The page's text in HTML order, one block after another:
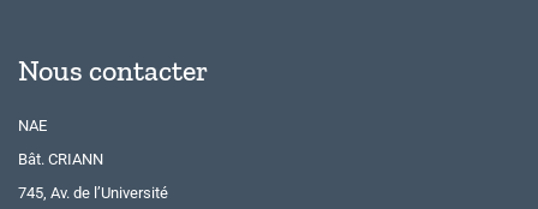
Nous contacter
NAE
Bât. CRIANN
745, Av. de l’Université